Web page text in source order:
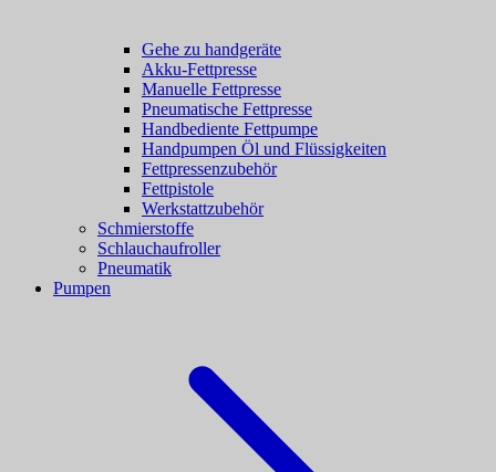
Gehe zu handgeräte
Akku-Fettpresse
Manuelle Fettpresse
Pneumatische Fettpresse
Handbediente Fettpumpe
Handpumpen Öl und Flüssigkeiten
Fettpressenzubehör
Fettpistole
Werkstattzubehör
Schmierstoffe
Schlauchaufroller
Pneumatik
Pumpen